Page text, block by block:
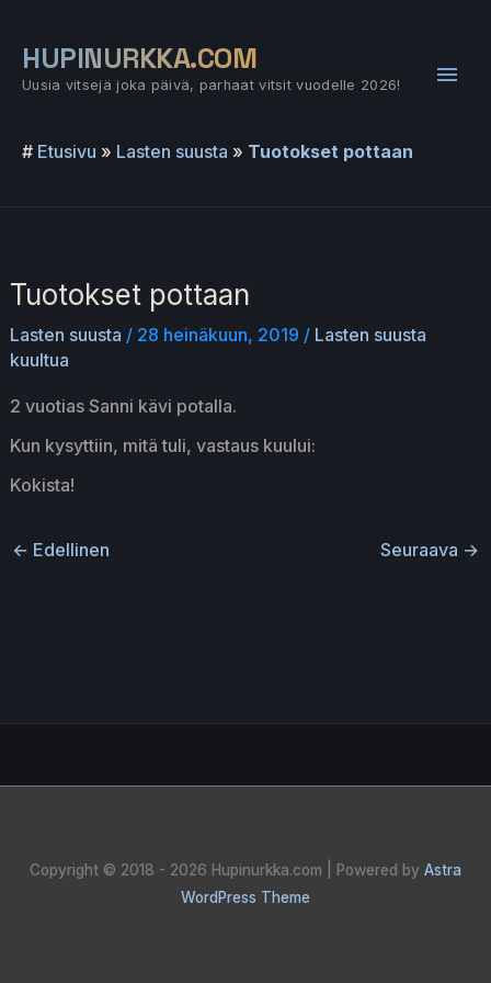
sisältöön
HUPINURKKA.COM
Uusia vitsejä joka päivä, parhaat vitsit vuodelle 2026!
# Etusivu » Lasten suusta » Tuotokset pottaan
Tuotokset pottaan
Lasten suusta / 28 heinäkuun, 2019 / Lasten suusta
kuultua
2 vuotias Sanni kävi potalla.
Kun kysyttiin, mitä tuli, vastaus kuului:
Kokista!
← Edellinen Seuraava →
Copyright © 2018 - 2026 Hupinurkka.com | Powered by Astra
WordPress Theme